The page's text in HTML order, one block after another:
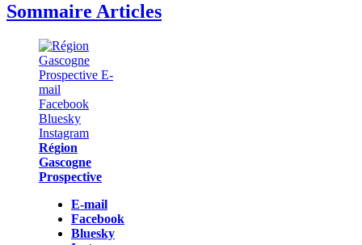
Sommaire Articles
Région
Gascogne
Prospective
E-mail
Facebook
Bluesky